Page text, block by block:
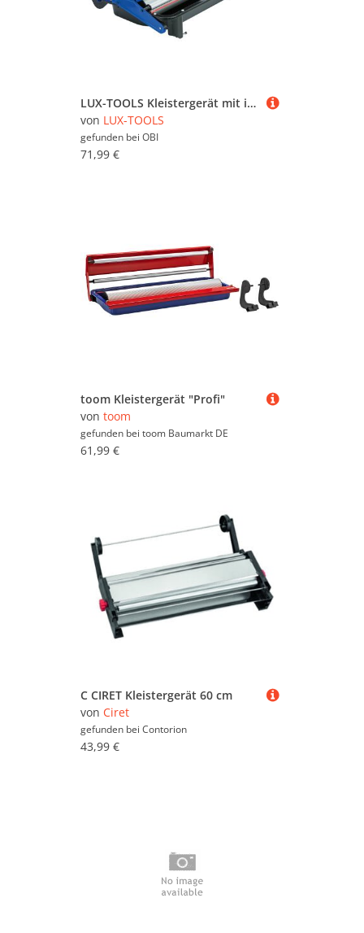
LUX-TOOLS Kleistergerät mit integrierter Rollenhalterung
von LUX-TOOLS
gefunden bei OBI
71,99 €
toom Kleistergerät "Profi"
von toom
gefunden bei toom Baumarkt DE
61,99 €
C CIRET Kleistergerät 60 cm
von Ciret
gefunden bei Contorion
43,99 €